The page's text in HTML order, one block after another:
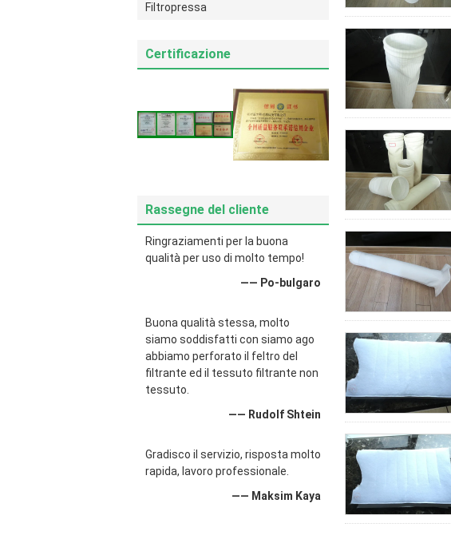
Filtropressa
Certificazione
Rassegne del cliente
Ringraziamenti per la buona
qualità per uso di molto tempo!
—— Po-bulgaro
Buona qualità stessa, molto
siamo soddisfatti con siamo ago
abbiamo perforato il feltro del
filtrante ed il tessuto filtrante non
tessuto.
—— Rudolf Shtein
Gradisco il servizio, risposta molto
rapida, lavoro professionale.
—— Maksim Kaya